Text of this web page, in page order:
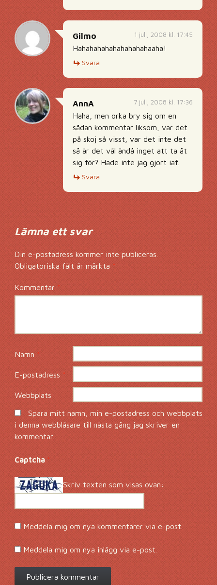
1 juli, 2008 kl. 17:45
Gilmo
Hahahahahahahahahahaaha!
Svara
7 juli, 2008 kl. 17:36
AnnA
Haha, men orka bry sig om en
sådan kommentar liksom, var det
på skoj så visst, var det inte det
så är det väl ändå inget att ta åt
sig för? Hade inte jag gjort iaf.
Svara
Lämna ett svar
Din e-postadress kommer inte publiceras.
Obligatoriska fält är märkta *
Kommentar*
Namn *
E-postadress*
Webbplats
Spara mitt namn, min e-postadress och webbplats
i denna webbläsare till nästa gång jag skriver en
kommentar.
Captcha*
Skriv texten som visas ovan:
Meddela mig om nya kommentarer via e-post.
Meddela mig om nya inlägg via e-post.